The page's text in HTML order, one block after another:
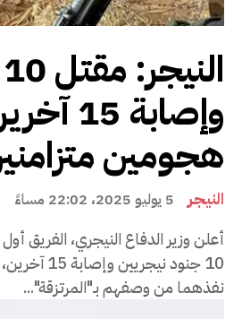
وإصابة
هجومين
النيجر 5 يوليو 2025، 22:02 مساءً
أعلن وزير الدفاع النيجري، الفريق
10 جنود
نفذهما من وصفهم بـ"المرتزقة"...